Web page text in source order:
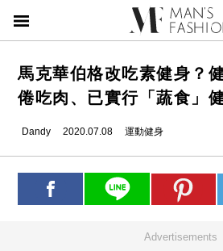
馬克華伯格改吃素健身？
倦吃肉、已實行「蔬食」
Dandy 2020.07.08 運動健身
Advertisements